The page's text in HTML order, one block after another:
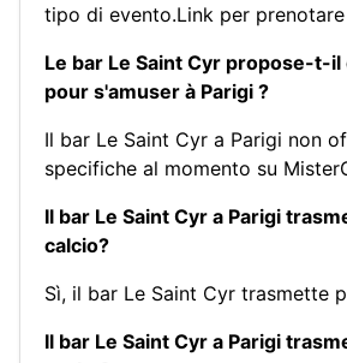
tipo di evento.Link per
Le bar Le Saint Cyr propose-t-
pour s'amuser à Parigi ?
Il bar Le Saint Cyr a Parigi non
specifiche al momento su
Il bar Le Saint Cyr a Parigi
calcio?
Sì, il bar Le Saint Cyr trasmette
Il bar Le Saint Cyr a Parigi